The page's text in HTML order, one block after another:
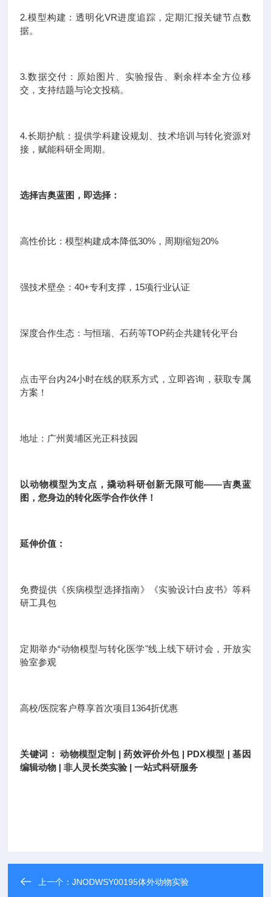
2.模型构建：透明化VR进度追踪，定期汇报关键节点数
据。
3.数据交付：原始图片、实验报告、剩余样本全方位移
交，支持结题与论文投稿。
4.长期护航：提供学科建设规划、技术培训与转化资源对
接，赋能科研全周期。
选择吉奥蓝图，即选择：
高性价比：模型构建成本降低30%，周期缩短20%
强技术壁垒：40+专利支撑，15项行业认证
深度合作生态：与恒瑞、石药等TOP药企共建转化平台
点击平台内24小时在线的联系方式，立即咨询，获取专属
方案！
地址：广州黄埔区光正科技园
以动物模型为支点，撬动科研创新无限可能——吉奥蓝
图，您身边的转化医学合作伙伴！
延伸价值：
免费提供《疾病模型选择指南》《实验设计白皮书》等科
研工具包
定期举办“动物模型与转化医学"线上线下研讨会，开放实
验室参观
高校/医院客户尊享首次项目1364折优惠
关键词： 动物模型定制 | 药效评价外包 | PDX模型 | 基因
编辑动物 | 非人灵长类实验 | 一站式科研服务
上一个：JNODWSY00195体外动物实验